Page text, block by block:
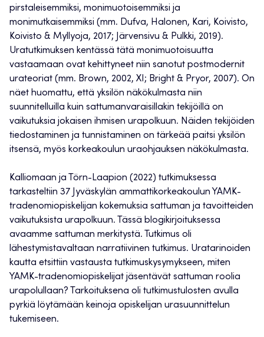
pirstaleisemmiksi, monimuotoisemmiksi ja
monimutkaisemmiksi (mm. Dufva, Halonen, Kari, Koivisto,
Koivisto & Myllyoja, 2017; Järvensivu & Pulkki, 2019).
Uratutkimuksen kentässä tätä monimuotoisuutta
vastaamaan ovat kehittyneet niin sanotut postmodernit
urateoriat (mm. Brown, 2002, XI; Bright & Pryor, 2007). On
näet huomattu, että yksilön näkökulmasta niin
suunnitelluilla kuin sattumanvaraisillakin tekijöillä on
vaikutuksia jokaisen ihmisen urapolkuun. Näiden tekijöiden
tiedostaminen ja tunnistaminen on tärkeää paitsi yksilön
itsensä, myös korkeakoulun uraohjauksen näkökulmasta.
Kalliomaan ja Törn-Laapion (2022) tutkimuksessa
tarkasteltiin 37 Jyväskylän ammattikorkeakoulun YAMK-
tradenomiopiskelijan kokemuksia sattuman ja tavoitteiden
vaikutuksista urapolkuun. Tässä blogikirjoituksessa
avaamme sattuman merkitystä. Tutkimus oli
lähestymistavaltaan narratiivinen tutkimus. Uratarinoiden
kautta etsittiin vastausta tutkimuskysymykseen, miten
YAMK-tradenomiopiskelijat jäsentävät sattuman roolia
urapolullaan? Tarkoituksena oli tutkimustulosten avulla
pyrkiä löytämään keinoja opiskelijan urasuunnittelun
tukemiseen.